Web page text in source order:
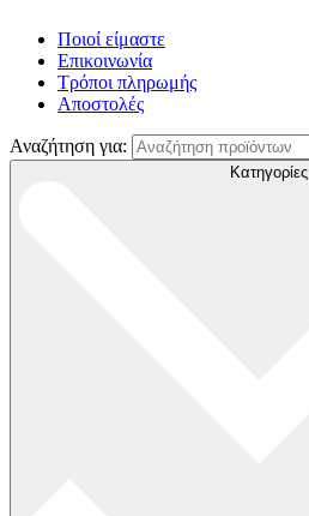
Ποιοί είμαστε
Επικοινωνία
Τρόποι πληρωμής
Αποστολές
Αναζήτηση για:
Κατηγορίες